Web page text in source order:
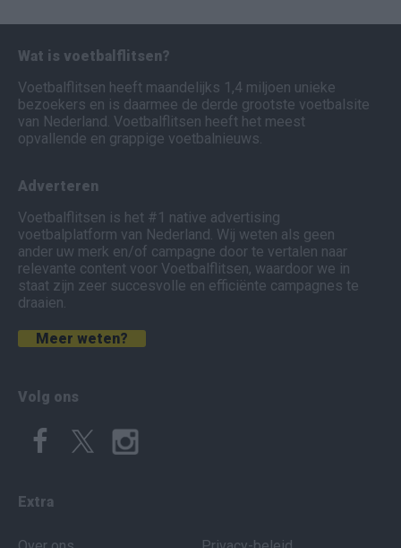
Wat is voetbalflitsen?
Voetbalflitsen heeft maandelijks 1,4 miljoen unieke
bezoekers en is daarmee de derde grootste voetbalsite
van Nederland. Voetbalflitsen heeft het meest
opvallende en grappige voetbalnieuws.
Adverteren
Voetbalflitsen is het #1 native advertising
voetbalplatform van Nederland. Wij weten als geen
ander uw merk en/of campagne door te vertalen naar
relevante content voor Voetbalflitsen, waardoor we in
staat zijn zeer succesvolle en efficiënte campagnes te
draaien.
Meer weten?
Volg ons
Extra